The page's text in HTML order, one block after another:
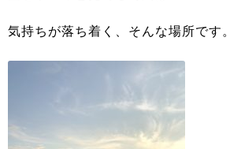
気持ちが落ち着く、そんな場所です。